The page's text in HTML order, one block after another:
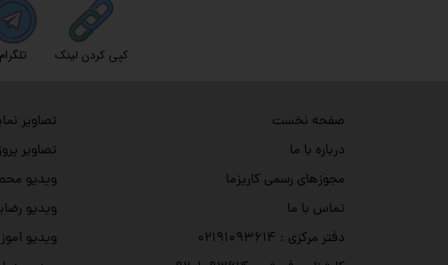
کپی کردن لینک تلگرام
تصاویر
تصاویر
ویدیو
ویدیو
ویدیو
صفحه نخست
درباره با ما
مجوزهای رسمی کاریزما
تماس با ما
دفتر مرکزی : ۰۲۱۹۱۰۹۳۶۱۴